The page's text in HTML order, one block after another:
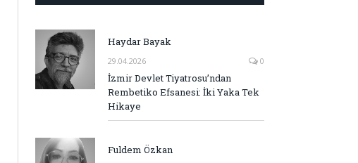
Haydar Bayak
29.04.2026 0
İzmir Devlet Tiyatrosu’ndan
Rembetiko Efsanesi: İki Yaka Tek
Hikaye
Fuldem Özkan